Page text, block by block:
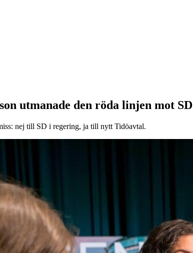
utmanade den röda linjen mot SD
nej till SD i regering, ja till nytt Tidöavtal.